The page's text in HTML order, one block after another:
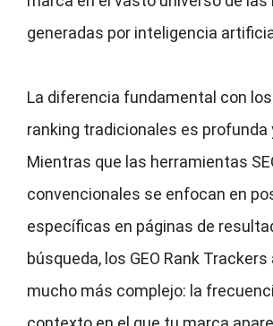
generadas por inteligencia
La diferencia fundamental con
ranking tradicionales es profunda
Mientras que las herramientas
convencionales se enfocan en
específicas en páginas de
búsqueda, los GEO Rank
mucho más complejo: la